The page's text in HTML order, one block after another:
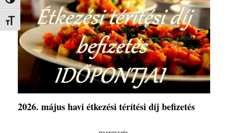
Betűméret váltása
2026. május havi étkezési térítési díj befizetés